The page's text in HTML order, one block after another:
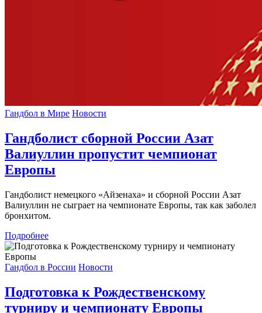
Гандбол в Мире Новости
Гандболист сборной России Азат
Валиуллин пропустит чемпионат
Европы
Гандболист немецкого «Айзенаха» и сборной России Азат
Валиуллин не сыграет на чемпионате Европы, так как заболел
бронхитом.
Подробнее
Гандбол в России Новости
Подготовка к Рождественскому
турниру и чемпионату Европы